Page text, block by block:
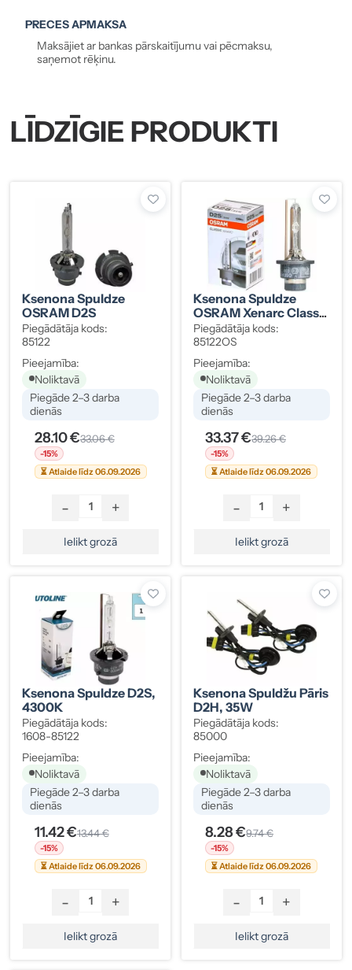
PRECES APMAKSA
Maksājiet ar bankas pārskaitījumu vai pēcmaksu,
saņemot rēķinu.
LĪDZĪGIE PRODUKTI
Ksenona Spuldze
OSRAM D2S
Piegādātāja kods:
85122
Pieejamība:
Noliktavā
Piegāde 2–3 darba
dienās
28.10 €33.06 €
-15%
⏳ Atlaide līdz 06.09.2026
- +
Ielikt grozā
Ksenona Spuldze
OSRAM Xenarc Classic
D2S
Piegādātāja kods:
85122OS
Pieejamība:
Noliktavā
Piegāde 2–3 darba
dienās
33.37 €39.26 €
-15%
⏳ Atlaide līdz 06.09.2026
- +
Ielikt grozā
Ksenona Spuldze D2S,
4300K
Piegādātāja kods:
1608-85122
Pieejamība:
Noliktavā
Piegāde 2–3 darba
dienās
11.42 €13.44 €
-15%
⏳ Atlaide līdz 06.09.2026
- +
Ielikt grozā
Ksenona Spuldžu Pāris
D2H, 35W
Piegādātāja kods:
85000
Pieejamība:
Noliktavā
Piegāde 2–3 darba
dienās
8.28 €9.74 €
-15%
⏳ Atlaide līdz 06.09.2026
- +
Ielikt grozā